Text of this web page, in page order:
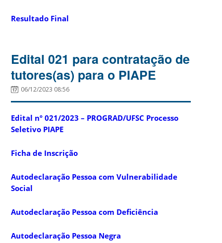
Resultado Final
Edital 021 para contratação de
tutores(as) para o PIAPE
06/12/2023 08:56
Edital nº 021/2023 – PROGRAD/UFSC Processo
Seletivo PIAPE
Ficha de Inscrição
Autodeclaração Pessoa com Vulnerabilidade
Social
Autodeclaração Pessoa com Deficiência
Autodeclaração Pessoa Negra